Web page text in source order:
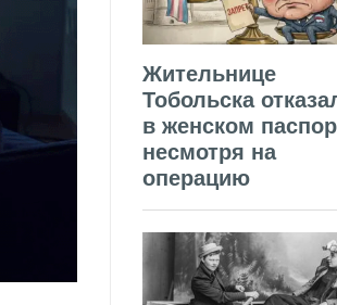
Жительнице
Тобольска
в женском
несмотря на
операцию